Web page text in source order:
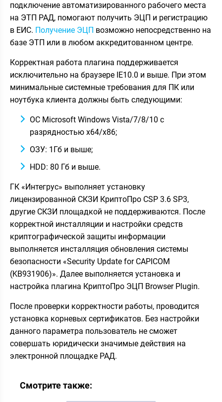
подключение автоматизированного рабочего места
на ЭТП РАД, помогают получить ЭЦП и регистрацию
в ЕИС. Получение ЭЦП возможно непосредственно на
базе ЭТП или в любом аккредитованном центре.
Корректная работа плагина поддерживается
исключительно на браузере IE10.0 и выше. При этом
минимальные системные требования для ПК или
ноутбука клиента должны быть следующими:
ОС Microsoft Windows Vista/7/8/10 с
разрядностью x64/x86;
ОЗУ: 1Гб и выше;
HDD: 80 Гб и выше.
ГК «Интегрус» выполняет установку
лицензированной СКЗИ КриптоПро CSP 3.6 SP3,
другие СКЗИ площадкой не поддерживаются. После
корректной инсталляции и настройки средств
криптографической защиты информации
выполняется инсталляция обновления системы
безопасности «Security Update for CAPICOM
(KB931906)». Далее выполняется установка и
настройка плагина КриптоПро ЭЦП Browser Plugin.
После проверки корректности работы, проводится
установка корневых сертификатов. Без настройки
данного параметра пользователь не сможет
совершать юридически значимые действия на
электронной площадке РАД.
Смотрите также: